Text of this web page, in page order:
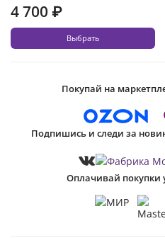
4 700 ₽
Выбрать
Покупай на
Подпишись и следи за
Оплачивай покупки